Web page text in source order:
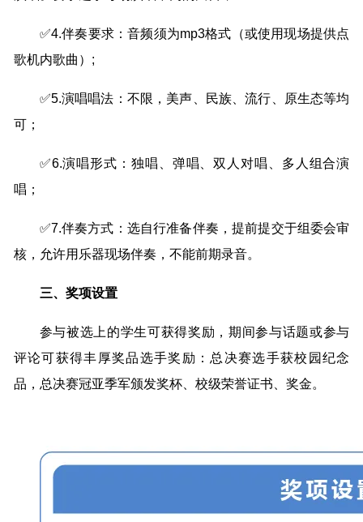
✅4.伴奏要求：音频须为mp3格式（或使用现场提供点
歌机内歌曲）;
✅5.演唱唱法：不限，美声、民族、流行、原生态等均
可；
✅6.演唱形式：独唱、弹唱、双人对唱、多人组合演
唱；
✅7.伴奏方式：选自行准备伴奏，提前提交于组委会审
核，允许用乐器现场伴奏，不能前期录音。
三、奖项设置
参与被选上的学生可获得奖励，期间参与话题或参与
评论可获得丰厚奖品选手奖励：总决赛选手获校园纪念
品，总决赛冠亚季军颁发奖杯、校级荣誉证书、奖金。